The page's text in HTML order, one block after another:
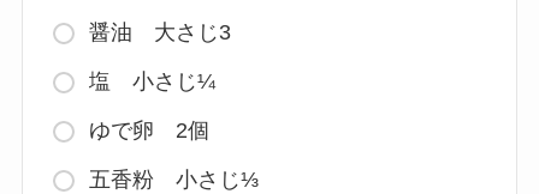
醤油 大さじ3
塩 小さじ¼
ゆで卵 2個
五香粉 小さじ⅓